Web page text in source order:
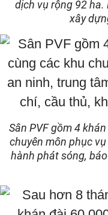
dịch vụ rộng 92 ha.
xây
Sân PVF gồm 4
chuyên môn phục
hành phát sóng,